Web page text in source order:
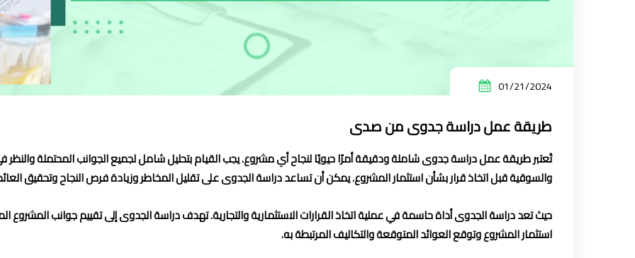
01/21/2024
طريقة عمل دراسة جدوى من صدى
تُعتبر طريقة عمل دراسة جدوى شاملة ودقيقة أمرًا حيويًا لنجاح أي مشروع. يجب القيام بتحليل شامل لجميع الجوانب المحتملة والنظر في
والسوقية قبل اتخاذ قرار بشأن استثمار المشروع. يمكن أن تساعد دراسة الجدوى على تقليل المخاطر وزيادة فرص النجاح وتحقيق
حيث تعد دراسة الجدوى أداة حاسمة في عملية اتخاذ القرارات الاستثمارية والتجارية. تهدف دراسة الجدوى إلى تقييم جوانب المشروع
استثمار المشروع وتوقع العوائد المتوقعة والتكاليف المرتبطة به.